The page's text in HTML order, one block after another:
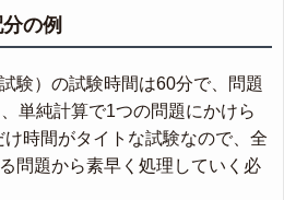
の例
験）の試験時間は60分で、問題
単純計算で1つの問題にかけら
時間がタイトな試験なので、全
問題から素早く処理していく必